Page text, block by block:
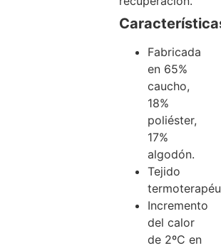
Fabricada
en 65%
caucho,
18%
poliéster,
17%
algodón.
Tejido
Incremento
del calor
de 2ºC en